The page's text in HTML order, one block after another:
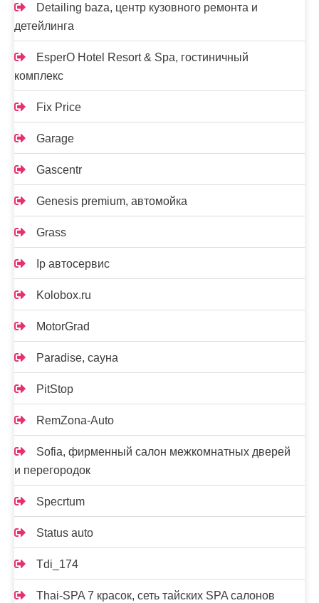
Detailing baza, центр кузовного ремонта и
детейлинга
EsperO Hotel Resort & Spa, гостиничный
комплекс
Fix Price
Garage
Gascentr
Genesis premium, автомойка
Grass
Ip автосервис
Kolobox.ru
MotorGrad
Paradise, сауна
PitStop
RemZona-Auto
Sofia, фирменный салон межкомнатных дверей
и перегородок
Specrtum
Status auto
Tdi_174
Thai-SPA 7 красок, сеть тайских SPA салонов